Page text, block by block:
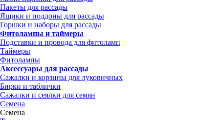
Пакеты для рассады
Ящики и поддоны для рассады
Горшки и наборы для рассады
Фитолампы и таймеры
Подставки и провода для фитоламп
Таймеры
Фитолампы
Аксессуары для рассады
Сажалки и корзины для луковичных
Бирки и таблички
Сажалки и сеялки для семян
Семена
Семена